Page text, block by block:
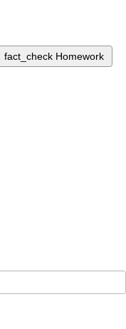
fact_check Homework